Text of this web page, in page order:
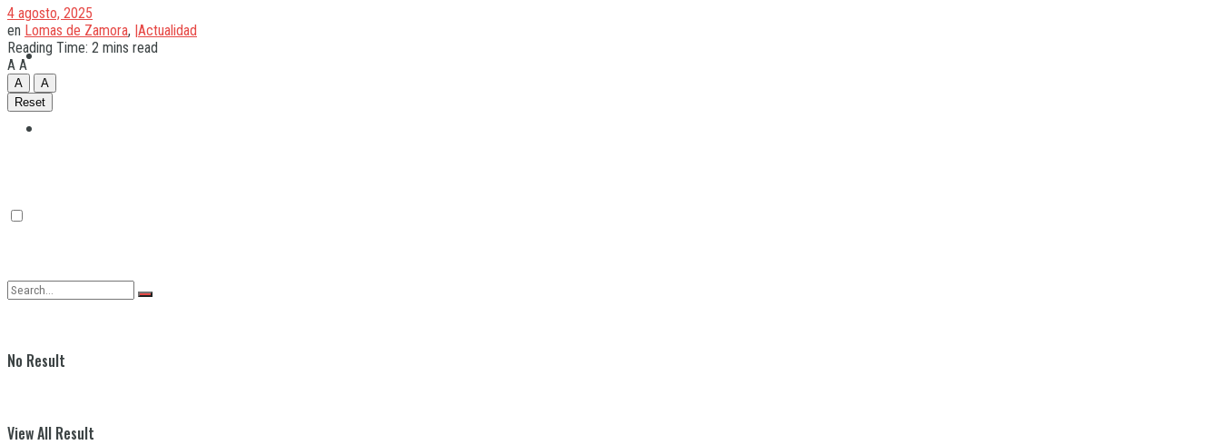
Quilmes
No Result
View All Result
4 agosto, 2025
en Lomas de Zamora, |Actualidad
Reading Time: 2 mins read
A A
A
A
Reset